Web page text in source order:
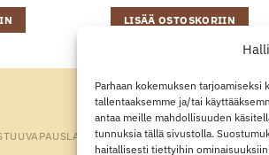
Parhaan kokemuksen
tallentaaksemme ja/tai
antaa meille mahdollisuuden
tunnuksia tällä sivustolla.
haitallisesti tiettyihin
LISÄÄ OSTOSKORIIN
EVÄSTEKÄYTÄNTÖ